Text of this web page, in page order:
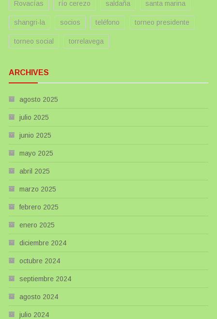
Rovacías río cerezo saldaña santa marina
shangri-la socios teléfono torneo presidente
torneo social torrelavega
ARCHIVES
agosto 2025
julio 2025
junio 2025
mayo 2025
abril 2025
marzo 2025
febrero 2025
enero 2025
diciembre 2024
octubre 2024
septiembre 2024
agosto 2024
julio 2024